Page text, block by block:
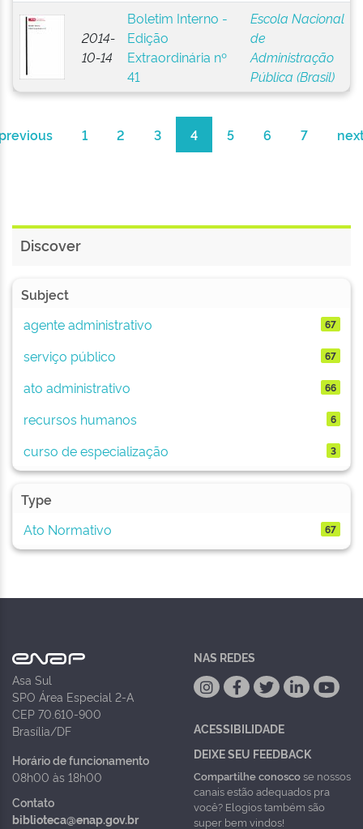
2014-
10-14
Boletim Interno -
Edição
Extraordinária nº
41
Escola Nacional
de
Administração
Pública (Brasil)
1 2 3 4 5 6 7
Discover
Subject
agente administrativo
67
serviço público 67
ato administrativo 66
recursos humanos 6
curso de especialização 3
Type
Ato Normativo
67
Asa Sul
SPO Área Especial 2-A
CEP 70.610-900
Brasília/DF
Horário de funcionamento
08h00 às 18h00
Contato
biblioteca@enap.gov.br
NAS REDES
ACESSIBILIDADE
DEIXE SEU FEEDBACK
Compartilhe conoscose nossos
canais estão adequados pra
você? Elogios também são
super bem vindos!